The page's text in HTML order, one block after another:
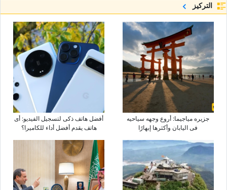
التركيز
جزیره میاجیما: أروع وجهه سیاحیه
فی الیابان وأکثرها إبهارًا
أفضل هاتف ذکی لتسجیل الفیدیو: أی
هاتف یقدم أفضل أداء للکامیرا؟